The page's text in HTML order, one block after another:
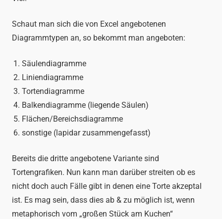
Schaut man sich die von Excel angebotenen
Diagrammtypen an, so bekommt man angeboten:
Säulendiagramme
Liniendiagramme
Tortendiagramme
Balkendiagramme (liegende Säulen)
Flächen/Bereichsdiagramme
sonstige (lapidar zusammengefasst)
Bereits die dritte angebotene Variante sind
Tortengrafiken. Nun kann man darüber streiten ob es
nicht doch auch Fälle gibt in denen eine Torte akzeptal
ist. Es mag sein, dass dies ab & zu möglich ist, wenn
metaphorisch vom „großen Stück am Kuchen“